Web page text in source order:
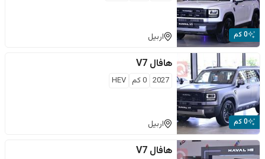
0 كم اربيل
0 كم
هافال V7
2027
0كم HEV
اربيل
هافال V7